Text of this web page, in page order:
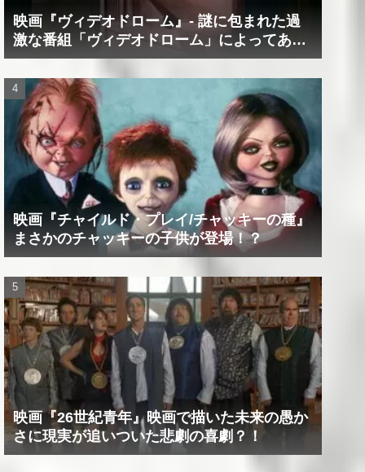
映画『ヴィデオドローム』‐ 謎に包まれた過
激な番組「ヴィデオドローム」によってあな
たの精神は蝕まれる！
映画『チャイルド・プレイ/チャッキーの種』
まさかのチャッキーの子供が登場！？
映画『26世紀青年』映画で描いた未来の愚か
さに現実が追いついた悲劇の喜劇？！